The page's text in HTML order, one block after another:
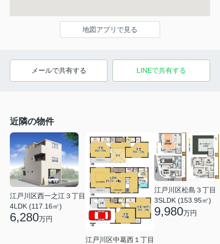
地図アプリで見る
メールで共有する LINEで共有する
近隣の物件
江戸川区西一之江３丁目
4LDK (117.16㎡)
6,280万円
江戸川区中葛西１丁目
江戸川区松島３丁目
3SLDK (153.95㎡)
9,980万円